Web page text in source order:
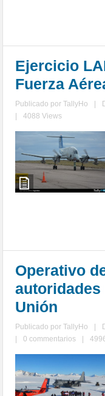
Ejercicio
Fuerza
Publicado porTallyHo
4088 Views
Operativo
Unión
Publicado porTallyHo
0 commentarios